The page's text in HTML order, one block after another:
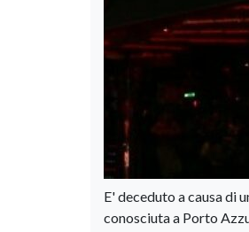
E' deceduto a causa di
conosciuta a Porto